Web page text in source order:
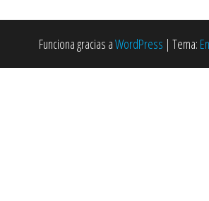
Funciona gracias aWordPress | Tema: